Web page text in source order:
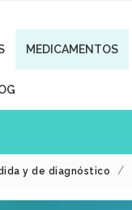
MEDICAMENTOS
y de diagnóstico